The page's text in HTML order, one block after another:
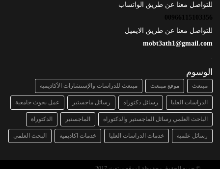
للتواصل معنا عن طريق الواتساب
00966115103356
للتواصل معنا عن طريق الايميل
mobt3ath1@gmail.com
الوسوم
مبتعث موقع مبتعث مبتعث للدراسات والإستشارات الأكاديمية
الدراسات العليا رسائل دكتوراه رسائل ماجستير عمل بحوث جامعية
الباحث العلمي رسائل الماجستير والدكتوراه الماجستير الدكتوراة
رسائل علمية خدمات الدراسات العليا خدمات اكاديمية البحث العلمي